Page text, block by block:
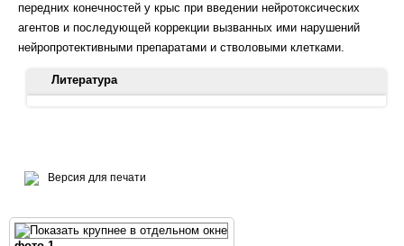
передних конечностей у крыс при введении нейротоксических
агентов и последующей коррекции вызванных ими нарушений
нейропротективными препаратами и стволовыми клетками.
Литература
3):219-228.
ПЕРИОДЕ ПОСЛЕ ИШЕМИИ/ГИПОКСИИ ГОЛОВНОГО
МОЗГА НЕОНАТАЛЬНЫХ КРЫС Д. Н. Силачёв, М. И.
Версия для печати